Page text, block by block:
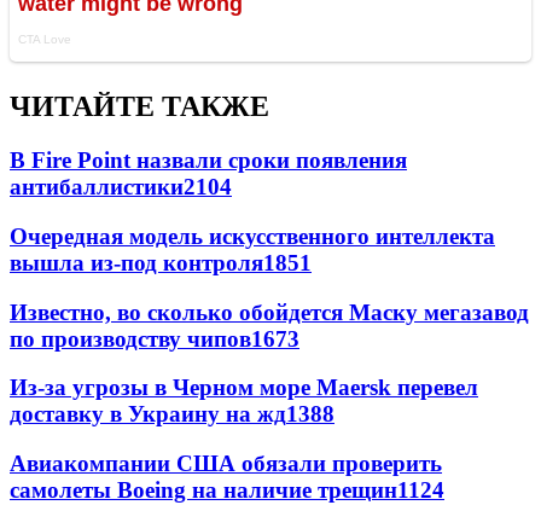
ЧИТАЙТЕ ТАКЖЕ
В Fire Point назвали сроки появления
антибаллистики2104
Очередная модель искусственного интеллекта
вышла из-под контроля1851
Известно, во сколько обойдется Маску мегазавод
по производству чипов1673
Из-за угрозы в Черном море Maersk перевел
доставку в Украину на жд1388
Авиакомпании США обязали проверить
самолеты Boeing на наличие трещин1124